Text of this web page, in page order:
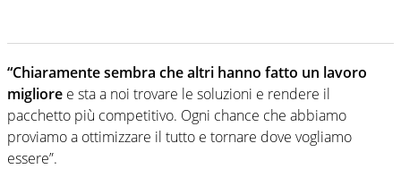
“Chiaramente sembra che altri hanno fatto un lavoro
migliore e sta a noi trovare le soluzioni e rendere il
pacchetto più competitivo. Ogni chance che abbiamo
proviamo a ottimizzare il tutto e tornare dove vogliamo
essere”.